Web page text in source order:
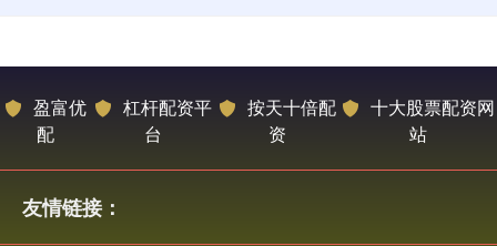
盈富优
配
杠杆配资平
台
按天十倍配
资
十大股票配资网
站
友情链接：